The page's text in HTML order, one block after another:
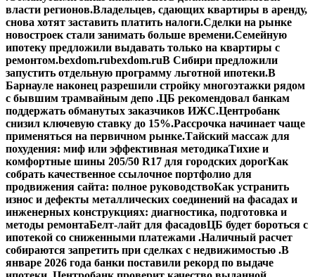
власти регионов.Владельцев, сдающих квартиры в аренду,
снова хотят заставить платить налоги.Сделки на рынке
новостроек стали занимать больше времени.Семейную
ипотеку предложили выдавать только на квартиры с
ремонтом.bexdom.rubexdom.ruВ Сибири предложили
запустить отдельную программу льготной ипотеки.В
Барнауле наконец разрешили стройку многоэтажки рядом
с бывшим трамвайным депо .ЦБ рекомендовал банкам
поддержать обманутых заказчиков ИЖС.Центробанк
снизил ключевую ставку до 15%.Рассрочка начинает чаще
применяться на первичном рынке.Тайский массаж для
похудения: миф или эффективная методикаТихие и
комфортные шины 205/50 R17 для городских дорогКак
собрать качественное ссылочное портфолио для
продвижения сайта: полное руководствоКак устранить
износ и дефекты металлических соединений на фасадах и
инженерных конструкциях: диагностика, подготовка и
методы ремонтаБелт-лайт для фасадовЦБ будет бороться с
ипотекой со сниженными платежами .Наличный расчет
собираются запретить при сделках с недвижимостью .В
январе 2026 года банки поставили рекорд по выдаче